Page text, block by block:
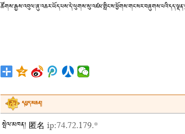
དཔྱད་མཆན།
སྤེལ་མཁན། 匿名 ip:74.72.179.*